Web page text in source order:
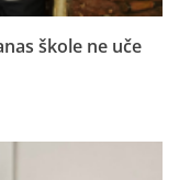
škole ne uče